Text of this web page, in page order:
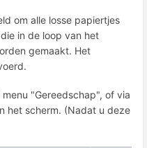
om alle losse papiertjes
in de loop van het
gemaakt. Het
"Gereedschap", of via
het scherm. (Nadat u deze